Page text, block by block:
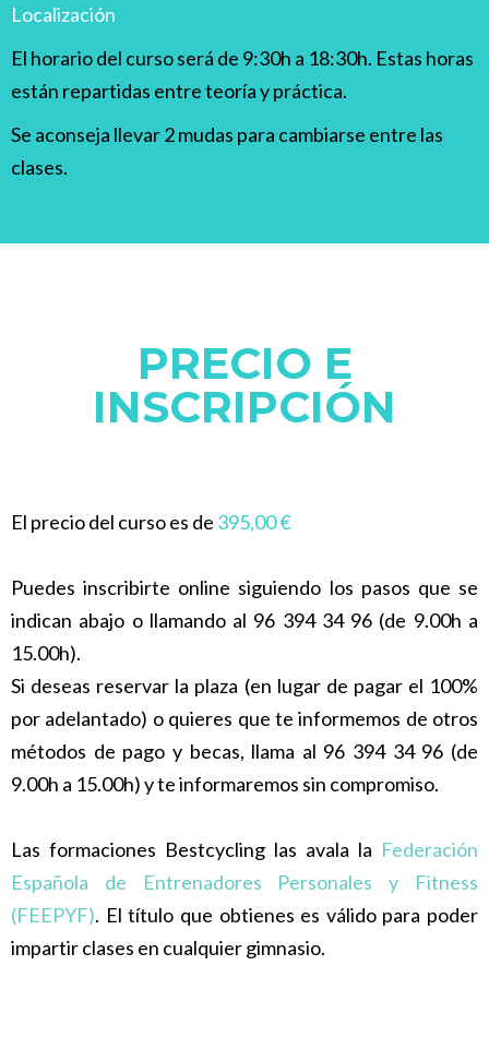
Localización
El horario del curso será de 9:30h a 18:30h. Estas horas
están repartidas entre teoría y práctica.
Se aconseja llevar 2 mudas para cambiarse entre las
clases.
PRECIO E
INSCRIPCIÓN
El precio del curso es de 395,00 €
Puedes inscribirte online siguiendo los pasos que se
indican abajo o llamando al 96 394 34 96 (de 9.00h a
15.00h).
Si deseas reservar la plaza (en lugar de pagar el 100%
por adelantado) o quieres que te informemos de otros
métodos de pago y becas, llama al 96 394 34 96 (de
9.00h a 15.00h) y te informaremos sin compromiso.
Las formaciones Bestcycling las avala la Federación
Española de Entrenadores Personales y Fitness
(FEEPYF). El título que obtienes es válido para poder
impartir clases en cualquier gimnasio.